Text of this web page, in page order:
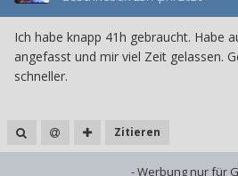
Ich habe knapp 41h gebraucht. Habe
angefasst und mir viel Zeit gelassen.
schneller.
Zitieren
- Werbung nur für